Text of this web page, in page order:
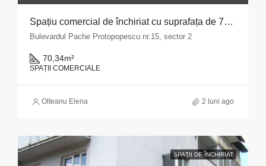
Spațiu comercial de închiriat cu suprafața de 70,34 mp situat în Municipiul București, Bulevardul Pache Protopopescu, nr. 15, sector 2
Bulevardul Pache Protopopescu nr.15, sector 2
70,34m²
SPAȚII COMERCIALE
Olteanu Elena 2 luni ago
SPAȚII DE ÎNCHIRIAT